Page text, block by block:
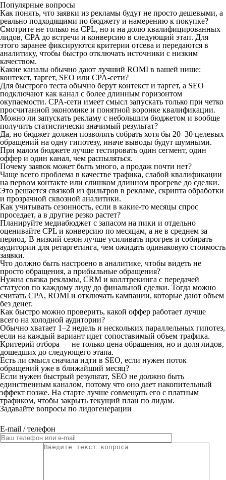
Популярные вопросы
Как понять, что заявки из рекламы будут не просто дешевыми, а
реально подходящими по бюджету и намерению к покупке?
Смотрите не только на CPL, но и на долю квалифицированных
лидов, CPA до встречи и конверсию в следующий этап. Для
этого заранее фиксируются критерии отсева и передаются в
аналитику, чтобы быстро отключать источники с низким
качеством.
Какие каналы обычно дают лучший ROMI в вашей нише:
контекст, таргет, SEO или CPA-сети?
Для быстрого теста обычно берут контекст и таргет, а SEO
подключают как канал с более длинным горизонтом
окупаемости. CPA-сети имеет смысл запускать только при четко
просчитанной экономике и понятной воронке квалификации.
Можно ли запускать рекламу с небольшим бюджетом и вообще
получить статистически значимый результат?
Да, но бюджет должен позволять собрать хотя бы 20–30 целевых
обращений на одну гипотезу, иначе выводы будут шумными.
При малом бюджете лучше тестировать один сегмент, один
оффер и один канал, чем распыляться.
Почему заявок может быть много, а продаж почти нет?
Чаще всего проблема в качестве трафика, слабой квалификации
на первом контакте или слишком длинном прогреве до сделки.
Это решается связкой из фильтров в рекламе, скрипта обработки
и прозрачной сквозной аналитики.
Как учитывать сезонность, если в какие-то месяцы спрос
проседает, а в другие резко растет?
Планируйте медиабюджет с запасом на пики и отдельно
оценивайте CPL и конверсию по месяцам, а не в среднем за
период. В низкий сезон лучше усиливать прогрев и собирать
аудитории для ретаргетинга, чем ожидать одинаковую стоимость
заявки.
Что должно быть настроено в аналитике, чтобы видеть не
просто обращения, а прибыльные обращения?
Нужна связка рекламы, CRM и коллтрекинга с передачей
статусов по каждому лиду до финальной сделки. Тогда можно
считать CPA, ROMI и отключать кампании, которые дают объем
без денег.
Как быстро можно проверить, какой оффер работает лучше
всего на холодной аудитории?
Обычно хватает 1–2 недель и нескольких параллельных гипотез,
если на каждый вариант идет сопоставимый объем трафика.
Критерий отбора — не только цена обращения, но и доля лидов,
дошедших до следующего этапа.
Есть ли смысл сначала идти в SEO, если нужен поток
обращений уже в ближайший месяц?
Если нужен быстрый результат, SEO не должно быть
единственным каналом, потому что оно дает накопительный
эффект позже. На старте лучше совмещать его с платным
трафиком, чтобы закрыть текущий план по лидам.
Задавайте вопросы по лидогенерации
E-mail / телефон